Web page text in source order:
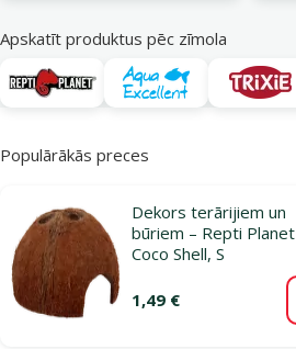
Apskatīt produktus pēc zīmola
Populārākās preces
Dekors terārijiem un
būriem – Repti Planet
Coco Shell, S
1,49 €